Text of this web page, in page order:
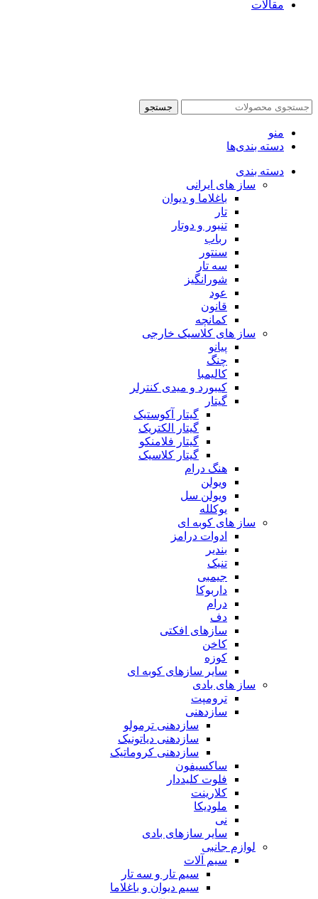
مقالات
جستجو
منو
دسته بندی‌ها
دسته بندی
ساز های ایرانی
باغلاما و دیوان
تار
تنبور و دوتار
رباب
سنتور
سه تار
شورانگیز
عود
قانون
کمانچه
ساز های کلاسیک خارجی
پیانو
چنگ
کالیمبا
کیبورد و میدی کنترلر
گیتار
گیتار آکوستیک
گیتار الکتریک
گیتار فلامنکو
گیتار کلاسیک
هنگ درام
ویولن
ویولن سل
یوکلله
ساز های کوبه ای
ادوات درامز
بندیر
تنبک
جیمبی
داربوکا
درام
دف
سازهای افکتی
کاخن
کوزه
سایر سازهای کوبه ای
ساز های بادی
ترومپت
سازدهنی
سازدهنی ترمولو
سازدهنی دیاتونیک
سازدهنی کروماتیک
ساکسیفون
فلوت کلیددار
کلارینت
ملودیکا
نی
سایر سازهای بادی
لوازم جانبی
سیم آلات
سیم تار و سه تار
سیم دیوان و باغلاما